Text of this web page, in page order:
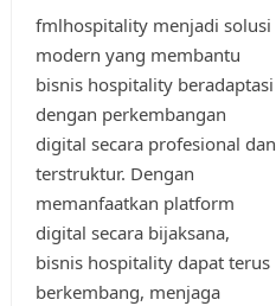
fmlhospitality menjadi solusi
modern yang membantu
bisnis hospitality beradaptasi
dengan perkembangan
digital secara profesional dan
terstruktur. Dengan
memanfaatkan platform
digital secara bijaksana,
bisnis hospitality dapat terus
berkembang, menjaga